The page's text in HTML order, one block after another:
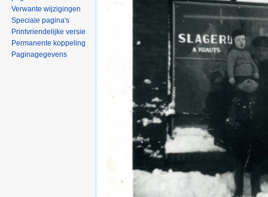
Verwante wijzigingen
Speciale pagina's
Printvriendelijke versie
Permanente koppeling
Paginagegevens